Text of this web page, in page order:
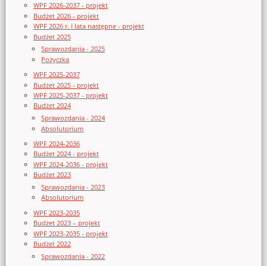
WPF 2026-2037 - projekt
Budżet 2026 - projekt
WPF 2026 r. i lata następne - projekt
Budżet 2025
Sprawozdania - 2025
Pożyczka
WPF 2025-2037
Budżet 2025 - projekt
WPF 2025-2037 - projekt
Budżet 2024
Sprawozdania - 2024
Absolutorium
WPF 2024-2036
Budżet 2024 - projekt
WPF 2024-2036 - projekt
Budżet 2023
Sprawozdania - 2023
Absolutorium
WPF 2023-2035
Budżet 2023 – projekt
WPF 2023-2035 - projekt
Budżet 2022
Sprawozdania - 2022